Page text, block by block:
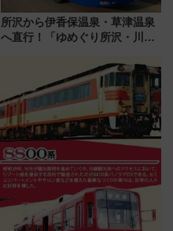
所沢から伊香保温泉・草津温泉
へ直行！「ゆめぐり所沢・川越
軽に 運行ダイヤ・運賃を解説